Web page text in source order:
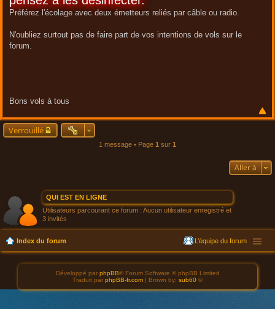
Préférez l'écolage avec deux émetteurs reliés par câble ou radio.
N'oubliez surtout pas de faire part de vos intentions de vols sur le
forum.
Bons vols à tous
Verrouillé
1 message • Page 1 sur 1
Aller à
QUI EST EN LIGNE
Utilisateurs parcourant ce forum : Aucun utilisateur enregistré et
3 invités
Index du forum L’équipe du forum
Développé par phpBB® Forum Software © phpBB Limited
Traduit par phpBB-fr.com | Brown by: sub60 ©